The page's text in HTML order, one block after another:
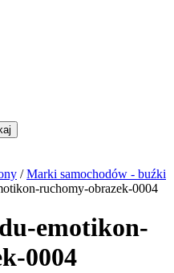
/Marki samochodów - buźki
ruchomy-obrazek-0004
emotikon-
0004